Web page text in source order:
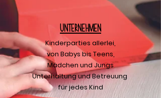
Unternehmen
Kinderparties allerlei,
von Babys bis Teens,
Mädchen und Jungs
Unterhaltung und Betreuung
für jedes Kind